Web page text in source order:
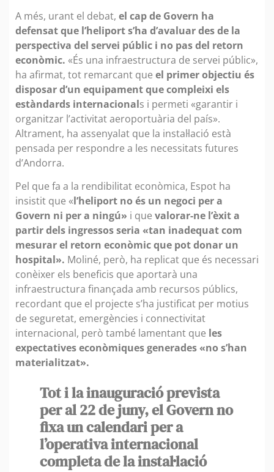
A més, urant el debat, el cap de Govern ha
defensat que l’heliport s’ha d’avaluar des de la
perspectiva del servei públic i no pas del retorn
econòmic. «És una infraestructura de servei públic»,
ha afirmat, tot remarcant que el primer objectiu és
disposar d’un equipament que compleixi els
estàndards internacionals i permeti «garantir i
organitzar l’activitat aeroportuària del país».
Altrament, ha assenyalat que la instal·lació està
pensada per respondre a les necessitats futures
d’Andorra.
Pel que fa a la rendibilitat econòmica, Espot ha
insistit que «l’heliport no és un negoci per a
Govern ni per a ningú» i que valorar-ne l’èxit a
partir dels ingressos seria «tan inadequat com
mesurar el retorn econòmic que pot donar un
hospital». Moliné, però, ha replicat que és necessari
conèixer els beneficis que aportarà una
infraestructura finançada amb recursos públics,
recordant que el projecte s’ha justificat per motius
de seguretat, emergències i connectivitat
internacional, però també lamentant que les
expectatives econòmiques generades «no s’han
materialitzat».
Tot i la inauguració prevista
per al 22 de juny, el Govern no
fixa un calendari per a
l’operativa internacional
completa de la instal·lació